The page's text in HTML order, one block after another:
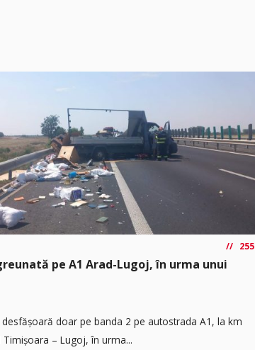
255
pe A1 Arad-Lugoj, în urma unui
doar pe banda 2 pe autostrada A1, la km
Timişoara – Lugoj, în urma...